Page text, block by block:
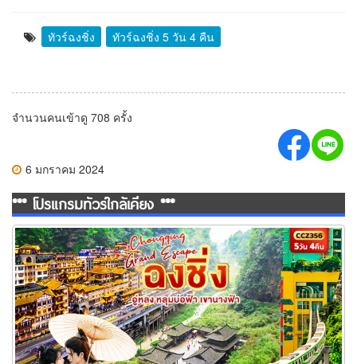
ทัวร์ฉงชิ่ง ทัวร์ฉงชิ่ง 5 วัน 4 คืน
จำนวนคนเข้าดู 708 ครั้ง
6 มกราคม 2024
*** โปรแกรมทัวร์ใกล้เคียง ***
ทัวร์ฉงชิ่ง CHONGQING GRAND ESCAPE อู่หลง หลุมบ่อฟ้า เขา
นางฟ้า